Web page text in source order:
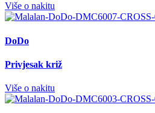
Više o nakitu
DoDo
Privjesak križ
Više o nakitu